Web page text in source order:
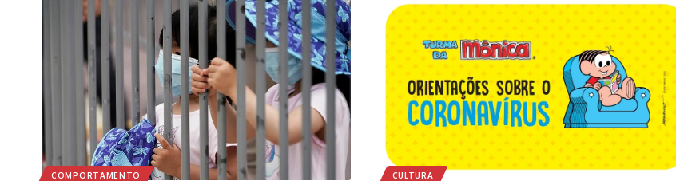
COMPORTAMENTO CULTURA